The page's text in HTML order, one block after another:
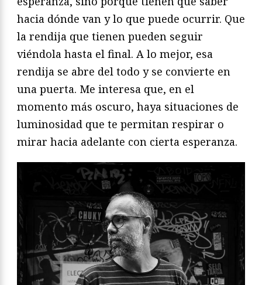
hacia dónde van y lo que puede ocurrir. Que
la rendija que tienen pueden seguir
viéndola hasta el final. A lo mejor, esa
rendija se abre del todo y se convierte en
una puerta. Me interesa que, en el
momento más oscuro, haya situaciones de
luminosidad que te permitan respirar o
mirar hacia adelante con cierta esperanza.